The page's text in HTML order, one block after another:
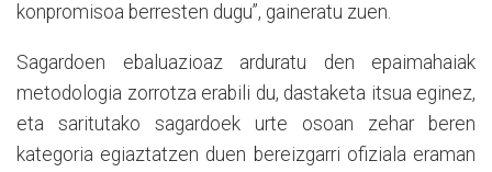
konpromisoa berresten dugu”, gaineratu zuen.
Sagardoen ebaluazioaz arduratu den epaimahaiak
metodologia zorrotza erabili du, dastaketa itsua eginez,
eta saritutako sagardoek urte osoan zehar beren
kategoria egiaztatzen duen bereizgarri ofiziala eraman